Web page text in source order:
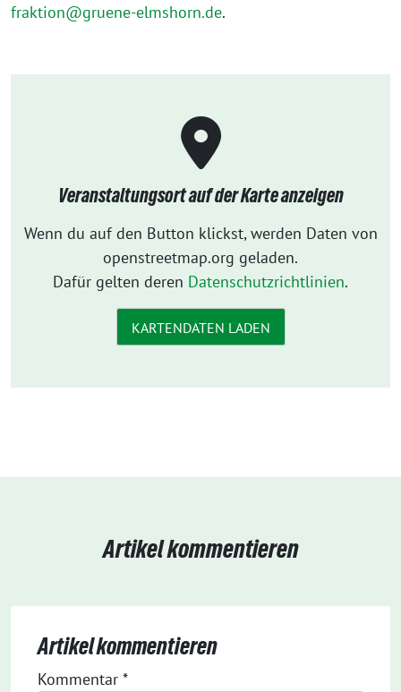
fraktion@gruene-elmshorn.de.
Veranstaltungsort auf der Karte anzeigen
Wenn du auf den Button klickst, werden Daten von
openstreetmap.org geladen.
Dafür gelten deren Datenschutzrichtlinien.
KARTENDATEN LADEN
Artikel kommentieren
Artikel kommentieren
Kommentar *